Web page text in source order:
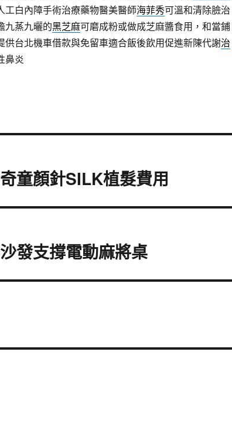
工白內障手術治療藥物醫美醫師海菲秀可溫和清除臉治
九蒸九曬的黑芝麻可磨成粉或做成芝麻醬食用，和當鋪
供台北機車借款與免留車適合飯後飲用促進新陳代謝治
鼻炎
童顏針SILK植髮費用
發支撐電動麻將桌